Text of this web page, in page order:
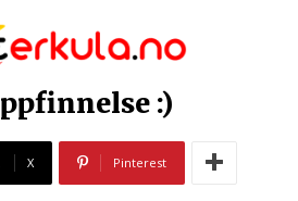
:)
X Pinterest